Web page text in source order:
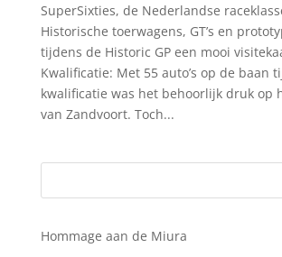
SuperSixties, de Nederlandse
Historische toerwagens, GT’s en
tijdens de Historic GP een mooi
Kwalificatie: Met 55 auto’s op de baan
kwalificatie was het behoorlijk druk op
van Zandvoort. Toch...
Hommage aan de Miura